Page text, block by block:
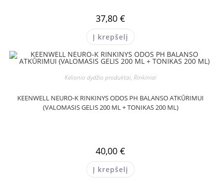
37,80 €
Į krepšelį
Kelionio dydžio produktai, Rinkiniai
KEENWELL NEURO-K RINKINYS ODOS PH BALANSO ATKŪRIMUI
(VALOMASIS GELIS 200 ML + TONIKAS 200 ML)
40,00 €
Į krepšelį